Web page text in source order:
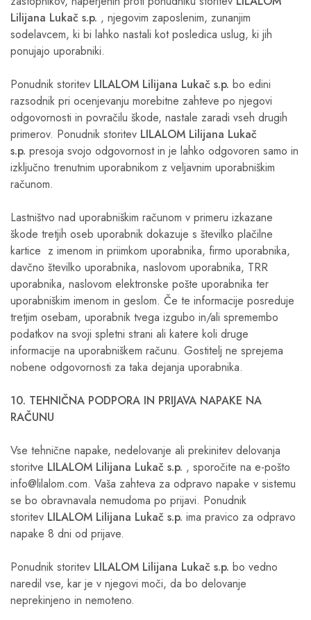
Lilijana Lukač s.p. , njegovim zaposlenim, zunanjim
sodelavcem, ki bi lahko nastali kot posledica uslug, ki jih
ponujajo uporabniki.
Ponudnik storitev LILALOM Lilijana Lukač s.p. bo edini
razsodnik pri ocenjevanju morebitne zahteve po njegovi
odgovornosti in povračilu škode, nastale zaradi vseh drugih
primerov. Ponudnik storitev LILALOM Lilijana Lukač
s.p. presoja svojo odgovornost in je lahko odgovoren samo in
izključno trenutnim uporabnikom z veljavnim uporabniškim
računom.
Lastništvo nad uporabniškim računom v primeru izkazane
škode tretjih oseb uporabnik dokazuje s številko plačilne
kartice z imenom in priimkom uporabnika, firmo uporabnika,
davčno številko uporabnika, naslovom uporabnika, TRR
uporabnika, naslovom elektronske pošte uporabnika ter
uporabniškim imenom in geslom. Če te informacije posreduje
tretjim osebam, uporabnik tvega izgubo in/ali spremembo
podatkov na svoji spletni strani ali katere koli druge
informacije na uporabniškem računu. Gostitelj ne sprejema
nobene odgovornosti za taka dejanja uporabnika.
10. TEHNIČNA PODPORA IN PRIJAVA NAPAKE NA
RAČUNU
Vse tehnične napake, nedelovanje ali prekinitev delovanja
storitve LILALOM Lilijana Lukač s.p. , sporočite na e-pošto
info@lilalom.com. Vaša zahteva za odpravo napake v sistemu
se bo obravnavala nemudoma po prijavi. Ponudnik
storitev LILALOM Lilijana Lukač s.p. ima pravico za odpravo
napake 8 dni od prijave.
Ponudnik storitev LILALOM Lilijana Lukač s.p. bo vedno
naredil vse, kar je v njegovi moči, da bo delovanje
neprekinjeno in nemoteno.